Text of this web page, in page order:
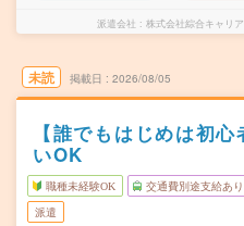
派遣会社 株式会社綜合キャリ
未読 掲載日 2026/08/05
【誰でもはじめは初
いOK
職種未経験OK 交通費別途支給あり
派遣